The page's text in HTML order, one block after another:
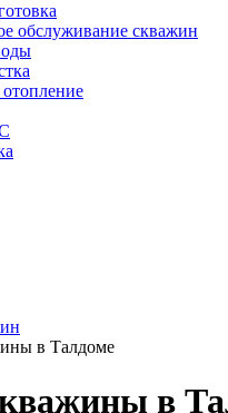
обслуживание скважин
отопление
в Талдоме
в